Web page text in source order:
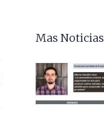
Mas Noticias